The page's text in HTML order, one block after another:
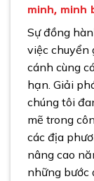
minh, minh
Sự đồng
việc chuyển
cánh cùng
hạn. Giải
chúng tôi
mẽ trong
các địa
nâng cao
những